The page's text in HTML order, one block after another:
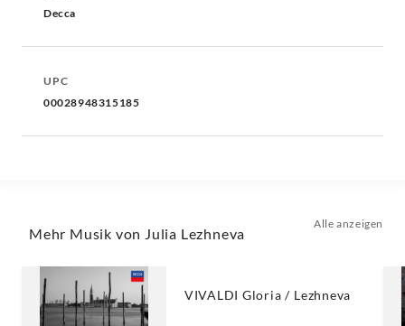
Decca
UPC
00028948315185
Mehr Musik von Julia Lezhneva
Alle anzeigen
VIVALDI Gloria / Lezhneva